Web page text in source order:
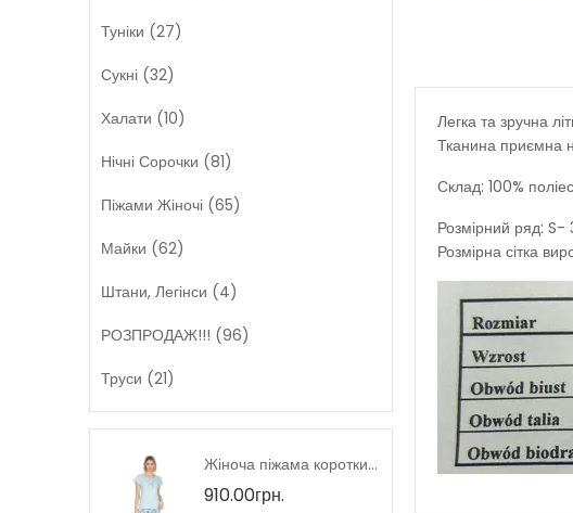
Туніки (27)
Сукні (32)
Халати (10)
Нічні Сорочки (81)
Піжами Жіночі (65)
Майки (62)
Штани, Легінси (4)
РОЗПРОДАЖ!!! (96)
Труси (21)
Жіноча піжама короткий рукав тмRegina, Польща
910.00грн.
Легка та зручна
Тканина приємна
Склад: 100%
Розмірний ряд: S-
Розмірна сітка